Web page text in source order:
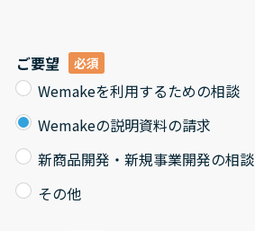
ご要望
Wemakeを利用するための相談
Wemakeの説明資料の請求
新商品開発・新規事業開発の相談
その他